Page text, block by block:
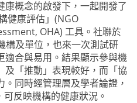
概念的啟發下，一起開發了
健康評估」(NGO
OHA) 工具。社聯於
構及單位，也來一次測試研
適合與易用。結果顯示參與機
及「推動」表現較好，而「協
同時經管理層及學者論證，
反映機構的健康狀況。